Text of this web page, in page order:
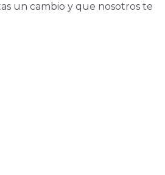
un cambio y que nosotros te